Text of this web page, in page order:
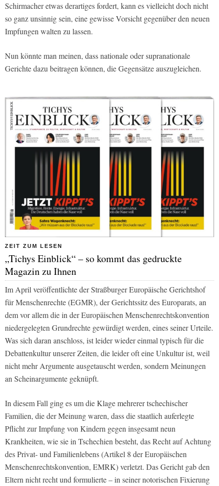
Schirmacher etwas derartiges fordert, kann es vielleicht doch nicht
so ganz unsinnig sein, eine gewisse Vorsicht gegenüber den neuen
Impfungen walten zu lassen.
Nun könnte man meinen, dass nationale oder supranationale
Gerichte dazu beitragen können, die Gegensätze auszugleichen.
ZEIT ZUM LESEN
„Tichys Einblick“ – so kommt das gedruckte
Magazin zu Ihnen
Im April veröffentlichte der Straßburger Europäische Gerichtshof
für Menschenrechte (EGMR), der Gerichtssitz des Europarats, an
dem vor allem die in der Europäischen Menschenrechtskonvention
niedergelegten Grundrechte gewürdigt werden, eines seiner Urteile.
Was sich daran anschloss, ist leider wieder einmal typisch für die
Debattenkultur unserer Zeiten, die leider oft eine Unkultur ist, weil
nicht mehr Argumente ausgetauscht werden, sondern Meinungen
an Scheinargumente geknüpft.
In diesem Fall ging es um die Klage mehrerer tschechischer
Familien, die der Meinung waren, dass die staatlich auferlegte
Pflicht zur Impfung von Kindern gegen insgesamt neun
Krankheiten, wie sie in Tschechien besteht, das Recht auf Achtung
des Privat- und Familienlebens (Artikel 8 der Europäischen
Menschenrechtskonvention, EMRK) verletzt. Das Gericht gab den
Eltern nicht recht und formulierte – in seiner notorischen Fixierung